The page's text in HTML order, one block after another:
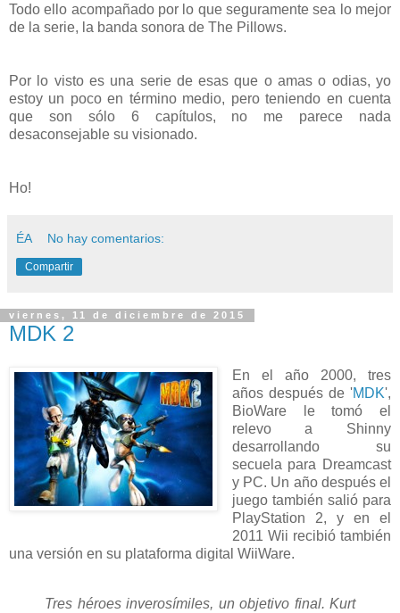
Todo ello acompañado por lo que seguramente sea lo mejor
de la serie, la banda sonora de The Pillows.
Por lo visto es una serie de esas que o amas o odias, yo
estoy un poco en término medio, pero teniendo en cuenta
que son sólo 6 capítulos, no me parece nada
desaconsejable su visionado.
Ho!
ÉA No hay comentarios:
Compartir
viernes, 11 de diciembre de 2015
MDK 2
En el año 2000, tres
años después de 'MDK',
BioWare le tomó el
relevo a Shinny
desarrollando su
secuela para Dreamcast
y PC. Un año después el
juego también salió para
PlayStation 2, y en el
2011 Wii recibió también
una versión en su plataforma digital WiiWare.
Tres héroes inverosímiles, un objetivo final. Kurt